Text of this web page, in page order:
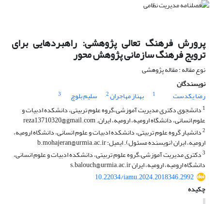
پرورش فرهنگ تعالی پژوهشی: راهبردهایی برای
ترویج فرهنگ سازمانی پژوهش محور
نوع مقاله : مقاله پژوهشی
نویسندگان
رضا یکدست
1 بهناز مهاجران2 سلیم بلوچ
3
1 دانشجوی دکتری مدیریت آموزشی،گروه علوم تربیتی، دانشکده ادبیات و
علوم انسانی، دانشگاه ارومیه، ارومیه، ایران. reza13710320@gmail.com
2دانشیار گروه علوم تربیتی، دانشکده ادبیات و علوم انسانی، دانشگاه ارومیه،
ارومیه، ایران (نویسنده مسئول). ایمیل: b.mohajeran@urmia.ac.ir
3دکتری مدیریت آموزشی،گروه علوم تربیتی، دانشکده ادبیات و علوم انسانی،
دانشگاه ارومیه، ارومیه، ایران s.balouch@urmia.ac.ir
10.22034/iamu.2024.2018346.2992
چکیده